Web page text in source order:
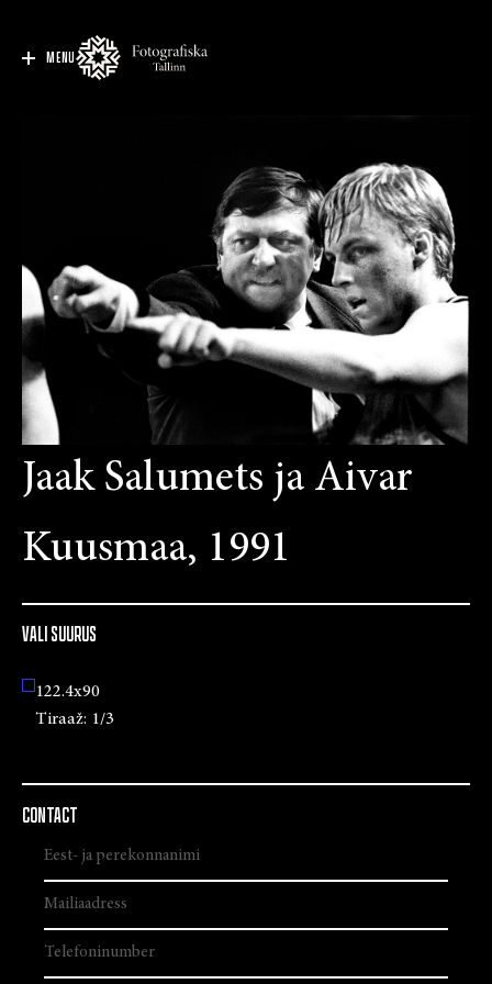
MENU
Jaak Salumets ja Aivar
Kuusmaa, 1991
VALI SUURUS
122.4x90
Tiraaž: 1/3
CONTACT